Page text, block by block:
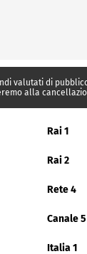
valutati di
alla
Rai 1
Rai 2
Rete 4
Canale 5
Italia 1